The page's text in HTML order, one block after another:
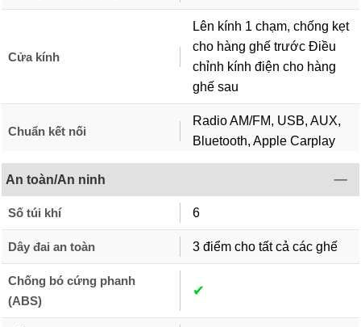
Cửa kính
Lên kính 1 chạm, chống kẹt
cho hàng ghế trước Điều
chỉnh kính điện cho hàng
ghế sau
Chuẩn kết nối
Radio AM/FM, USB, AUX,
Bluetooth, Apple Carplay
An toàn/An ninh
Số túi khí 6
Dây đai an toàn 3 điểm cho tất cả các ghế
Chống bó cứng phanh
(ABS)
✔︎